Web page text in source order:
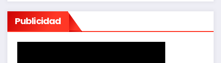
Publicidad